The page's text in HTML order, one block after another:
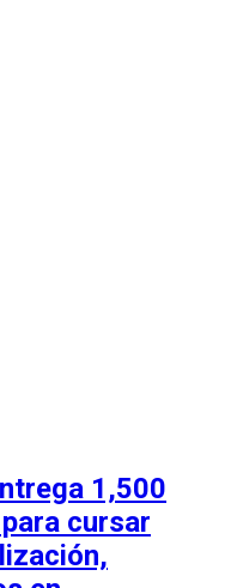
1,500
cursar